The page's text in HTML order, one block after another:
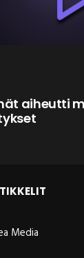
aiheutti
Media